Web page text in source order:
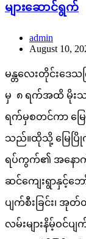
များဆောင်ရွက်
admin
August 10,
မန္တလေးတိုင်းဒ
မှ ၈ ရက်အထိ မိုးသ
ရက်မှစတင်ကာ မြေ
သည်။ထိုသို့ မြေပြိုက
ရပ်ကွက်၏ အနောက်
ဆင်ကျေးရွာနှင့်ဘေ
ပျက်စီးခြင်း၊ အုတ်
လမ်းများနိမ့်ဝင်ပ